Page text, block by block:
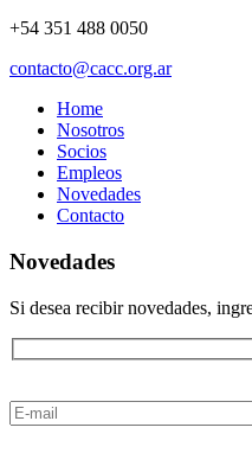
+54 351 488 0050
contacto@cacc.org.ar
Home
Nosotros
Socios
Empleos
Novedades
Contacto
Novedades
Si desea recibir novedades,
leave